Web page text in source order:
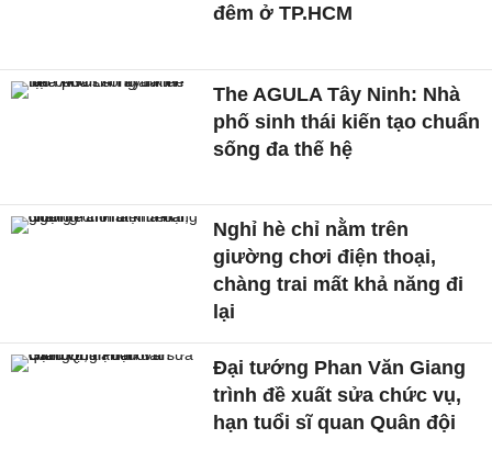
đêm ở TP.HCM
The AGULA Tây Ninh: Nhà
phố sinh thái kiến tạo chuẩn
sống đa thế hệ
Nghỉ hè chỉ nằm trên
giường chơi điện thoại,
chàng trai mất khả năng đi
lại
Đại tướng Phan Văn Giang
trình đề xuất sửa chức vụ,
hạn tuổi sĩ quan Quân đội